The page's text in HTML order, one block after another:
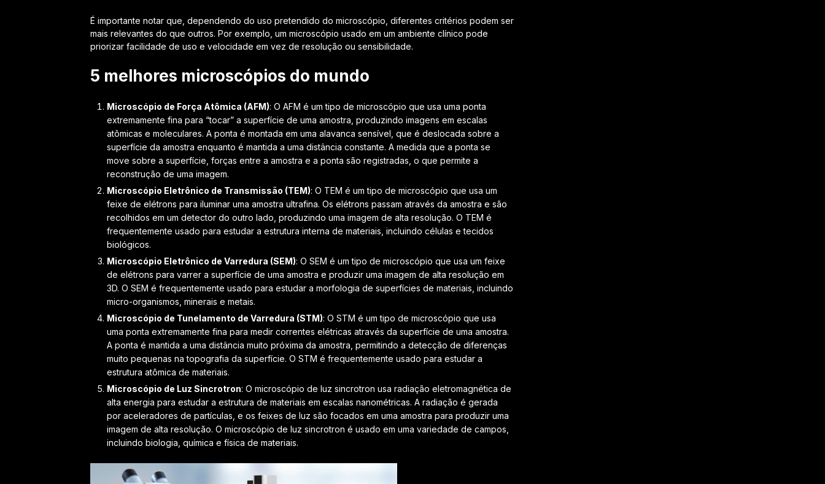
É importante notar que, dependendo do uso pretendido do microscópio, diferentes critérios podem ser
mais relevantes do que outros. Por exemplo, um microscópio usado em um ambiente clínico pode
priorizar facilidade de uso e velocidade em vez de resolução ou sensibilidade.
5 melhores microscópios do mundo
Microscópio de Força Atômica (AFM): O AFM é um tipo de microscópio que usa uma ponta
extremamente fina para “tocar” a superfície de uma amostra, produzindo imagens em escalas
atômicas e moleculares. A ponta é montada em uma alavanca sensível, que é deslocada sobre a
superfície da amostra enquanto é mantida a uma distância constante. A medida que a ponta se
move sobre a superfície, forças entre a amostra e a ponta são registradas, o que permite a
reconstrução de uma imagem.
Microscópio Eletrônico de Transmissão (TEM): O TEM é um tipo de microscópio que usa um
feixe de elétrons para iluminar uma amostra ultrafina. Os elétrons passam através da amostra e são
recolhidos em um detector do outro lado, produzindo uma imagem de alta resolução. O TEM é
frequentemente usado para estudar a estrutura interna de materiais, incluindo células e tecidos
biológicos.
Microscópio Eletrônico de Varredura (SEM): O SEM é um tipo de microscópio que usa um feixe
de elétrons para varrer a superfície de uma amostra e produzir uma imagem de alta resolução em
3D. O SEM é frequentemente usado para estudar a morfologia de superfícies de materiais, incluindo
micro-organismos, minerais e metais.
Microscópio de Tunelamento de Varredura (STM): O STM é um tipo de microscópio que usa
uma ponta extremamente fina para medir correntes elétricas através da superfície de uma amostra.
A ponta é mantida a uma distância muito próxima da amostra, permitindo a detecção de diferenças
muito pequenas na topografia da superfície. O STM é frequentemente usado para estudar a
estrutura atômica de materiais.
Microscópio de Luz Sincrotron: O microscópio de luz sincrotron usa radiação eletromagnética de
alta energia para estudar a estrutura de materiais em escalas nanométricas. A radiação é gerada
por aceleradores de partículas, e os feixes de luz são focados em uma amostra para produzir uma
imagem de alta resolução. O microscópio de luz sincrotron é usado em uma variedade de campos,
incluindo biologia, química e física de materiais.